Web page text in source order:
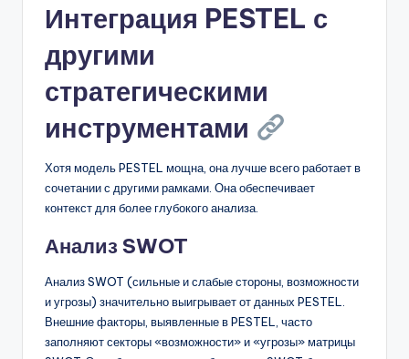
Интеграция PESTEL с
другими
стратегическими
инструментами
Хотя модель PESTEL мощна, она лучше всего работает в
сочетании с другими рамками. Она обеспечивает
контекст для более глубокого анализа.
Анализ SWOT
Анализ SWOT (сильные и слабые стороны, возможности
и угрозы) значительно выигрывает от данных PESTEL.
Внешние факторы, выявленные в PESTEL, часто
заполняют секторы «возможности» и «угрозы» матрицы